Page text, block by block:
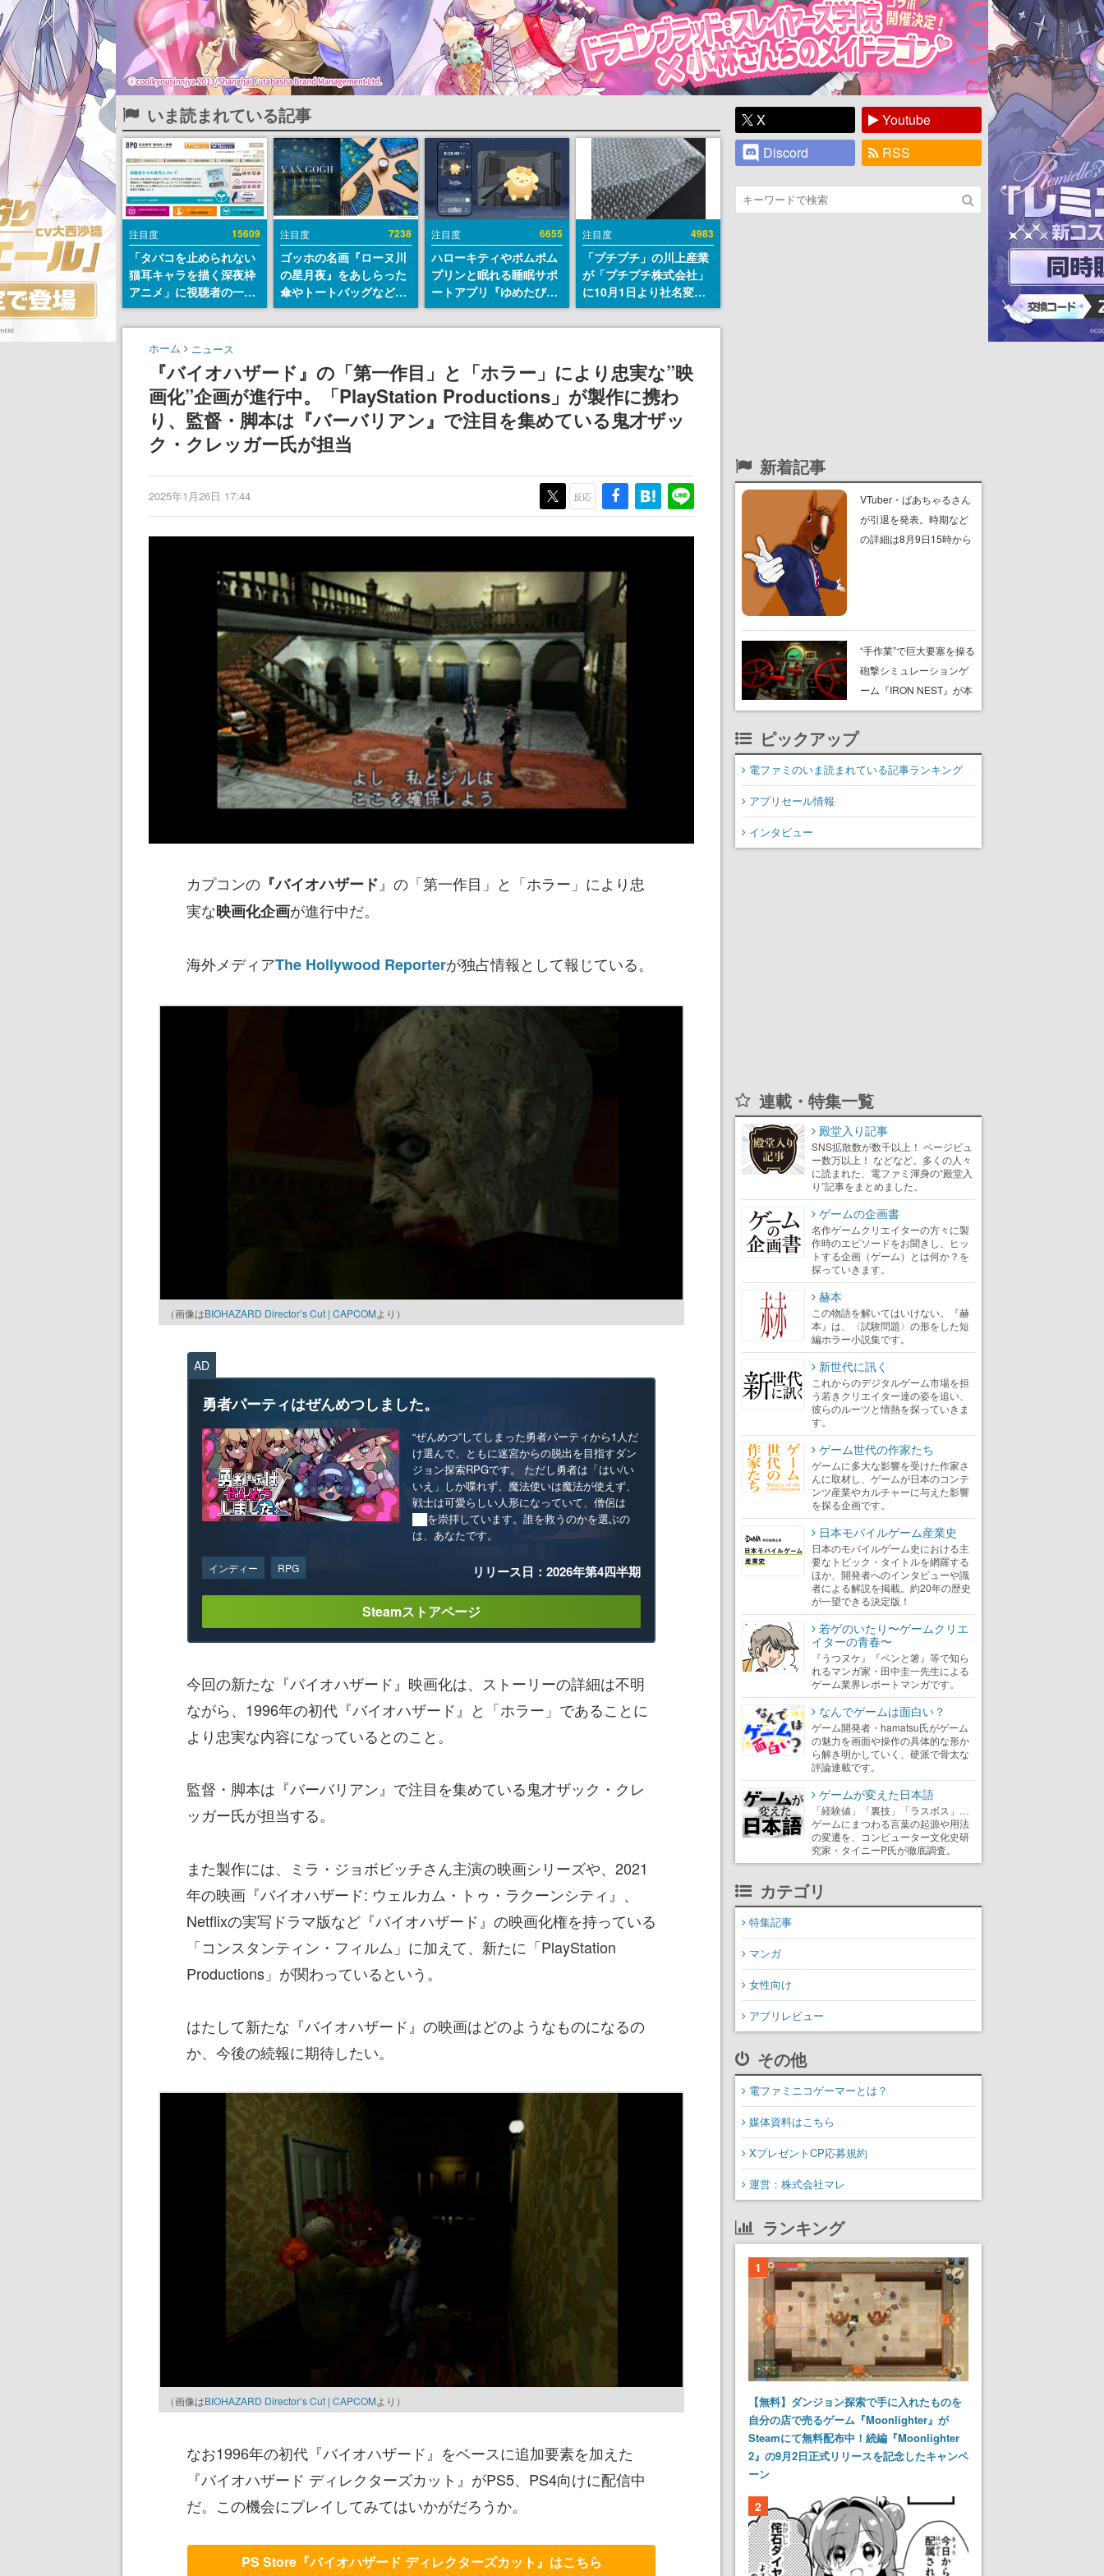
いま読まれている記事
注目度 15609
「タバコを止められない
猫耳キャラを描く深夜枠
アニメ」に視聴者の一部
から批判意見。違法薬物
の使用と思しき描写も含
めて、BPOが議論を交わ
注目度 7238
ゴッホの名画『ローヌ川
の星月夜』をあしらった
傘やトートバッグなどが
登場。8月7日21時より2
日間限定で予約販売
注目度 6655
ハローキティやポムポム
プリンと眠れる睡眠サポ
ートアプリ『ゆめたび』
が配信中。キャラごとの
ASMRや目覚ましアラー
注目度 4983
「プチプチ」の川上産業
が「プチプチ株式会社」
に10月1日より社名変更
へ。創業58年で初めての
変更で、“プチッ”と鳴る
の名前に
ホーム ニュース
『バイオハザード』の「第一作目」と「ホラー」により忠実な”映
画化”企画が進行中。「PlayStation Productions」が製作に携わ
り、監督・脚本は『バーバリアン』で注目を集めている鬼才ザッ
ク・クレッガー氏が担当
2025年1月26日 17:44 反応
カプコンの 『バイオハザード 』の「第一作目」と「ホラー」により忠
実な映画化企画が進行中だ。
海外メディアThe Hollywood Reporterが独占情報として報じている。
（画像はBIOHAZARD Director’s Cut | CAPCOMより）
AD
勇者パーティはぜんめつしました。
“ぜんめつ”してしまった勇者パーティから1人だ
け選んで、ともに迷宮からの脱出を目指すダン
ジョン探索RPGです。 ただし勇者は「はい/い
いえ」しか喋れず、魔法使いは魔法が使えず、
戦士は可愛らしい人形になっていて、僧侶は
██を崇拝しています。誰を救うのかを選ぶの
は、あなたです。
インディー RPG リリース日：2026年第4四半期
Steamストアページ
今回の新たな『バイオハザード』映画化は、ストーリーの詳細は不明
ながら、1996年の初代『バイオハザード』と「ホラー」であることに
より忠実な内容になっているとのこと。
監督・脚本は『バーバリアン』で注目を集めている鬼才ザック・クレ
ッガー氏が担当する。
また製作には、ミラ・ジョボビッチさん主演の映画シリーズや、2021
年の映画『バイオハザード: ウェルカム・トゥ・ラクーンシティ』、
Netflixの実写ドラマ版など『バイオハザード』の映画化権を持っている
「コンスタンティン・フィルム」に加えて、新たに「PlayStation
Productions」が関わっているという。
はたして新たな『バイオハザード』の映画はどのようなものになるの
か、今後の続報に期待したい。
（画像はBIOHAZARD Director’s Cut | CAPCOMより）
なお1996年の初代『バイオハザード』をベースに追加要素を加えた
『バイオハザード ディレクターズカット』がPS5、PS4向けに配信中
だ。この機会にプレイしてみてはいかがだろうか。
PS Store『バイオハザード ディレクターズカット』はこちら
X
Youtube
Discord
RSS
新着記事
VTuber・ばあちゃるさん
が引退を発表。時期など
の詳細は8月9日15時から
“手作業”で巨大要塞を操る
砲撃シミュレーションゲ
ーム『IRON NEST』が本
日8月7日Steamにてリリ
オペでこなし、強烈な一
撃をブチかませるロマン
ピックアップ
電ファミのいま読まれている記事ランキング
アプリセール情報
インタビュー
連載・特集一覧
殿堂入り記事
SNS拡散数が数千以上！ ページビュ
ー数万以上！ などなど。多くの人々
に読まれた、電ファミ渾身の“殿堂入
り”記事をまとめました。
ゲームの企画書
名作ゲームクリエイターの方々に製
作時のエピソードをお聞きし、ヒッ
トする企画（ゲーム）とは何か？を
探っていきます。
赫本
この物語を解いてはいけない。『赫
本』は、〈試験問題〉の形をした短
編ホラー小説集です。
新世代に訊く
これからのデジタルゲーム市場を担
う若きクリエイター達の姿を追い、
彼らのルーツと情熱を探っていきま
す。
ゲーム世代の作家たち
ゲームに多大な影響を受けた作家さ
んに取材し、ゲームが日本のコンテ
ンツ産業やカルチャーに与えた影響
を探る企画です。
日本モバイルゲーム産業史
日本のモバイルゲーム史における主
要なトピック・タイトルを網羅する
ほか、開発者へのインタビューや識
者による解説を掲載。約20年の歴史
が一望できる決定版！
若ゲのいたり〜ゲームクリエ
イターの青春〜
『うつヌケ』『ペンと箸』等で知ら
れるマンガ家・田中圭一先生による
ゲーム業界レポートマンガです。
なんでゲームは面白い？
ゲーム開発者・hamatsu氏がゲーム
の魅力を画面や操作の具体的な形か
ら解き明かしていく、硬派で骨太な
評論連載です。
ゲームが変えた日本語
「経験値」「裏技」「ラスボス」…
ゲームにまつわる言葉の起源や用法
の変遷を、コンピューター文化史研
究家・タイニーP氏が徹底調査。
カテゴリ
特集記事
マンガ
女性向け
アプリレビュー
その他
電ファミニコゲーマーとは？
媒体資料はこちら
XプレゼントCP応募規約
運営：株式会社マレ
ランキング
1
【無料】ダンジョン探索で手に入れたものを
自分の店で売るゲーム『Moonlighter』が
Steamにて無料配布中！続編『Moonlighter
2』の9月2日正式リリースを記念したキャンペ
ーン
2